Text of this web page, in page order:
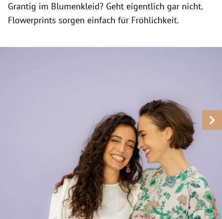
Grantig im Blumenkleid? Geht eigentlich gar nicht.
Flowerprints sorgen einfach für Fröhlichkeit.